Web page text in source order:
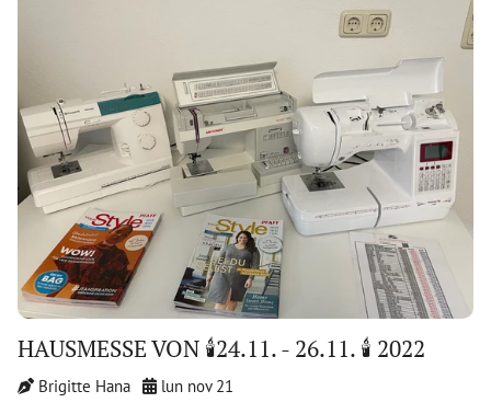
HAUSMESSE VON 🕯️24.11. - 26.11. 🕯️ 2022
Brigitte Hana
lun nov 21